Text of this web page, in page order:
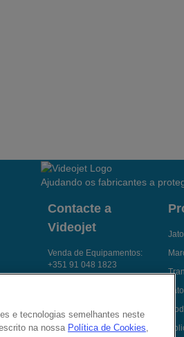
Ajudando os fabricantes a
Contacte a
Videojet
Venda de Equipamentos:
+351 91 048 1823
Videojet
e tecnologias semelhantes neste
na nossa Política de Cookies,